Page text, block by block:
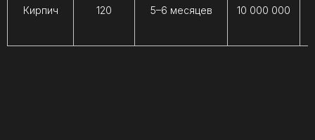
Кирпич 120 5–6 месяцев 10 000 000